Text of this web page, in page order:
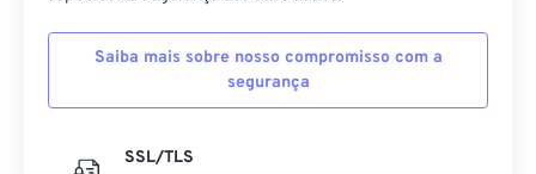
Saiba mais sobre nosso compromisso com a
segurança
SSL/TLS